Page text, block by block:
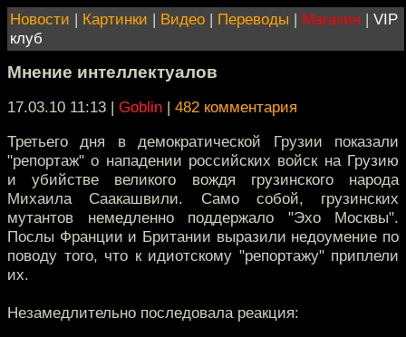
Новости | Картинки | Видео | Переводы | Магазин | VIP
клуб
Мнение интеллектуалов
17.03.10 11:13 | Goblin | 482 комментария
Третьего дня в демократической Грузии показали
"репортаж" о нападении российских войск на Грузию
и убийстве великого вождя грузинского народа
Михаила Саакашвили. Само собой, грузинских
мутантов немедленно поддержало "Эхо Москвы".
Послы Франции и Британии выразили недоумение по
поводу того, что к идиотскому "репортажу" приплели
их.
Незамедлительно последовала реакция: